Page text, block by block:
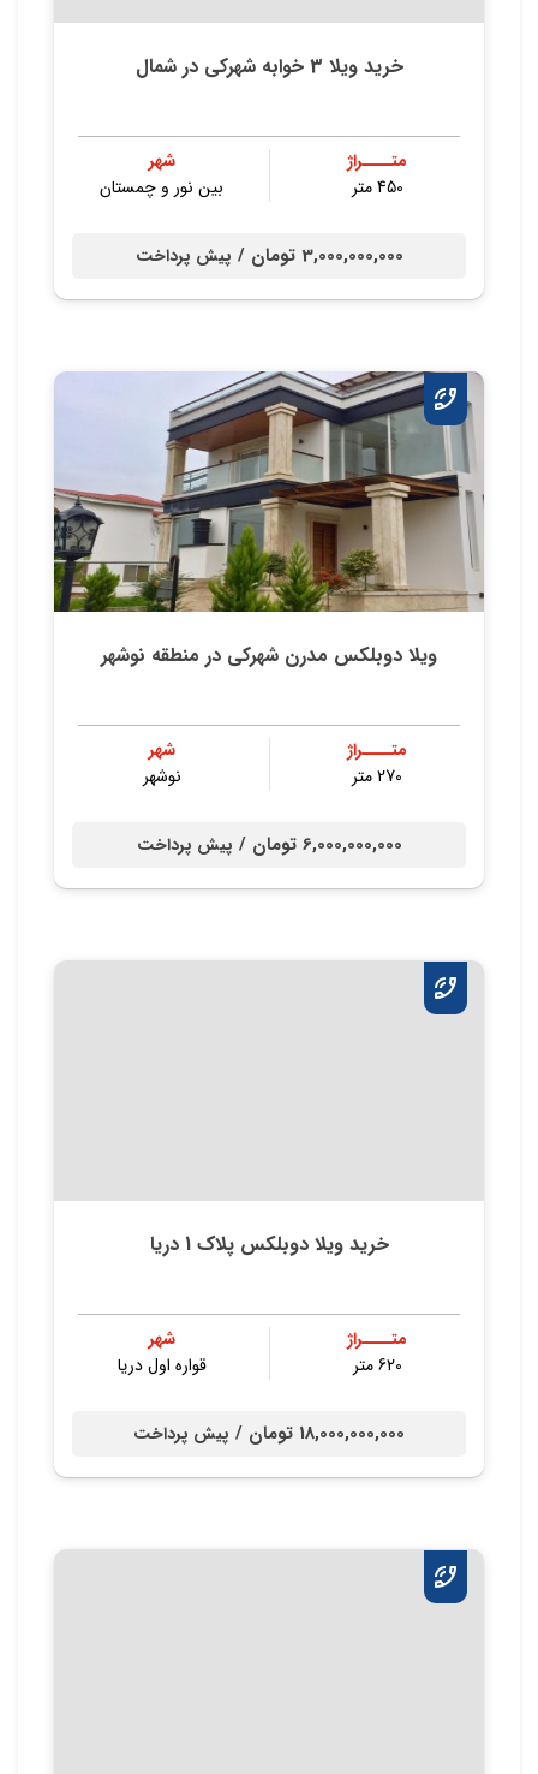
خرید ویلا 3 خوابه شهرکی در شمال
متــــراژ
450 متر
شهر
بین نور و چمستان
3,000,000,000 تومان / پیش پرداخت
ویلا دوبلکس مدرن شهركي در منطقه نوشهر
متــــراژ
270 متر
شهر
نوشهر
6,000,000,000 تومان / پیش پرداخت
خرید ویلا دوبلکس پلاک 1 دریا
متــــراژ
620 متر
شهر
قواره اول دریا
18,000,000,000 تومان / پیش پرداخت